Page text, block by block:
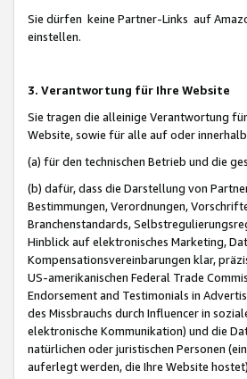
Sie dürfen keine Partner-Links auf
einstellen.
3. Verantwortung für Ihre Website
Sie tragen die alleinige Verantwortung
Website, sowie für alle auf oder
(a) für den technischen Betrieb und die
(b) dafür, dass die Darstellung von
Bestimmungen, Verordnungen,
Branchenstandards,
Hinblick auf elektronisches Marketing,
Kompensationsvereinbarungen klar,
US-amerikanischen Federal Trade
Endorsement and Testimonials in
des Missbrauchs durch Influencer in
elektronische Kommunikation) und die
natürlichen oder juristischen Personen
auferlegt werden, die Ihre Website